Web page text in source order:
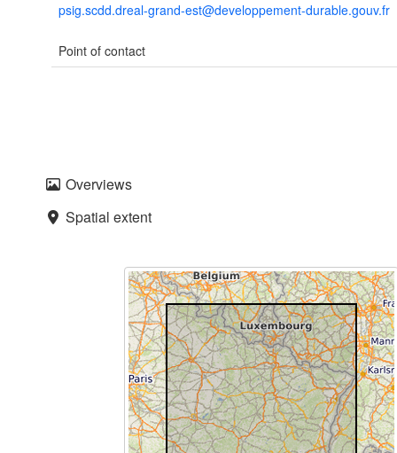
psig.scdd.dreal-grand-est@developpement-durable.gouv.fr
Point of contact
Overviews
Spatial extent